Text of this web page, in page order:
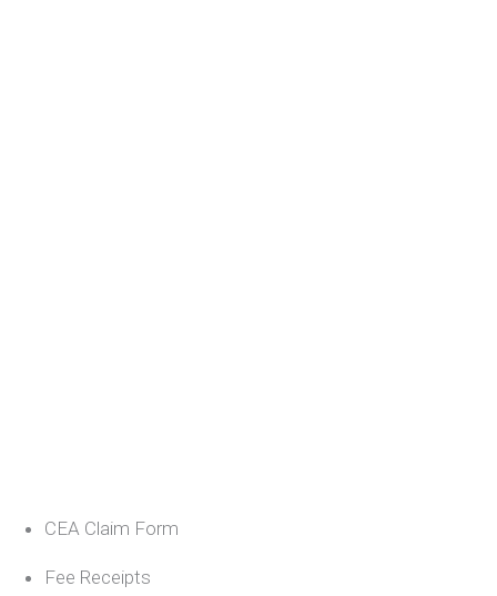
CEA Claim Form
Fee Receipts